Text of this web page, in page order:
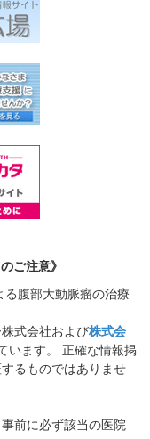
ご注意》
る腹部大動脈瘤の治療
式会社および株式会
います。 正確な情報掲
るものではありませ
前に必ず該当の医院